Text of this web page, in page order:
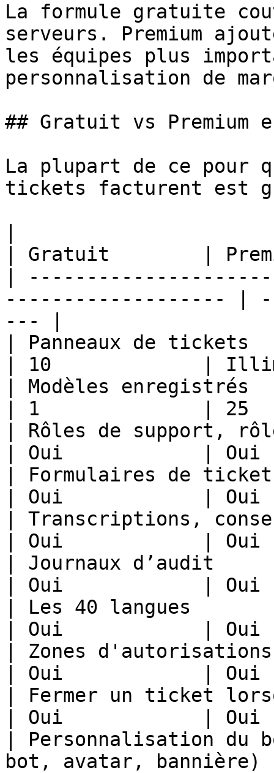
La formule gratuite
serveurs. Premium
les équipes plus
personnalisation de
## Gratuit vs Premium
La plupart de ce pour
tickets facturent est
| Gratuit        |
|
------------------- |
--- |
| Panneaux de tickets
| 10             |
| Modèles enregistrés
| 1              | 25
| Rôles de support,
| Oui            |
| Formulaires de
| Oui            |
| Transcriptions,
| Oui            |
| Journaux d’audit
| Oui            |
| Les 40 langues
| Oui            |
| Zones
| Oui            |
| Fermer un ticket
| Oui            |
| Personnalisation du
bot, avatar,